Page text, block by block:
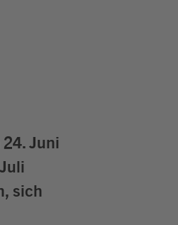
Juni
sich